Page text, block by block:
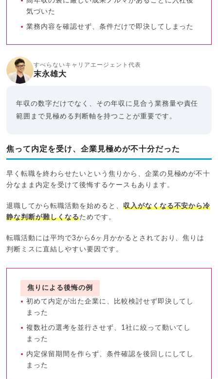
気づいた
業務内容を確認せず、条件だけで即決してしまった
すべらないキャリアエージェント代表
末永雄大
年収の数字だけでなく、その年収に見合う業務量や責任
範囲まで見極める判断軸を持つことが重要です。
焦って内定を受け、企業見極めが不十分だった
早く転職を終わらせたいという焦りから、企業の見極めが不十
分なまま内定を受けて後悔するケースもあります。
退職してから転職活動を始めると、 収入がなくなる不安から冷
静な判断が難しくなるためです。
転職活動には平均で3から6ヶ月かかるとされており、焦りは
判断ミスに直結しやすい要因です。
焦りによる後悔の例
初めて内定が出た企業に、比較検討せず即決してし
まった
複数社の選考を並行させず、1社に絞って動いてし
まった
内定保留期間を作らず、条件確認を後回しにしてし
まった